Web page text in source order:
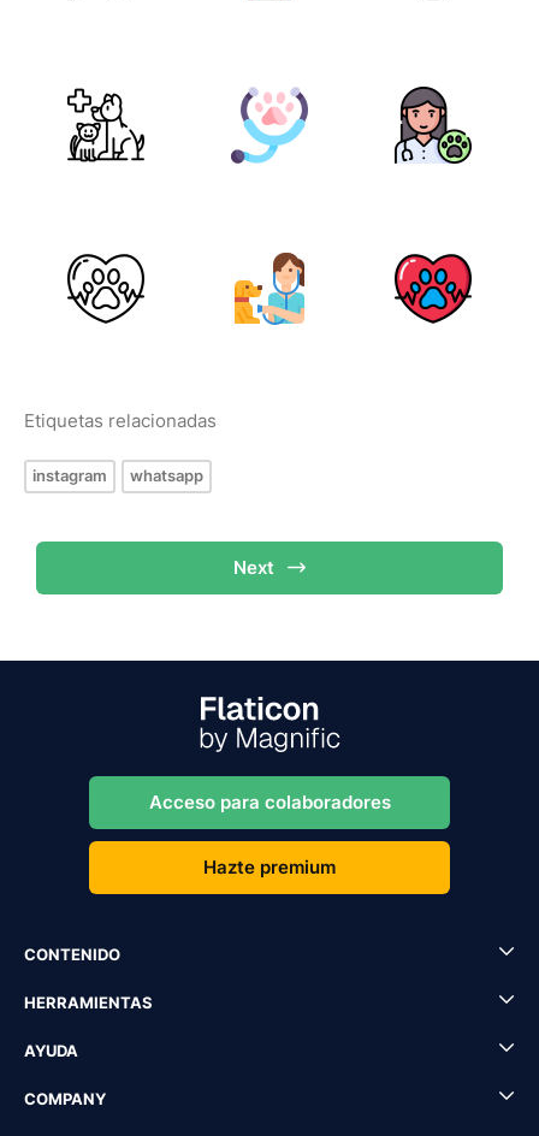
Etiquetas relacionadas
instagram whatsapp
Next
Acceso para colaboradores
Hazte premium
CONTENIDO
HERRAMIENTAS
AYUDA
COMPANY